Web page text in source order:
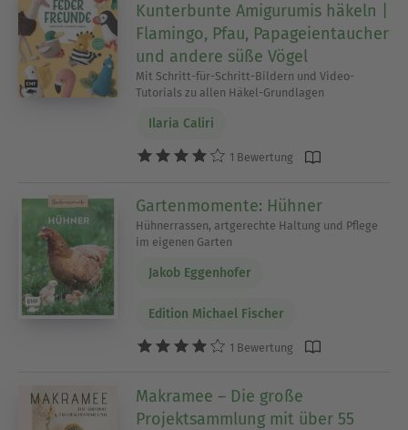
Kunterbunte Amigurumis häkeln |
Flamingo, Pfau, Papageientaucher
und andere süße Vögel
Mit Schritt-für-Schritt-Bildern und Video-
Tutorials zu allen Häkel-Grundlagen
Ilaria Caliri
1 Bewertung
Gartenmomente: Hühner
Hühnerrassen, artgerechte Haltung und Pflege
im eigenen Garten
Jakob Eggenhofer
Edition Michael Fischer
1 Bewertung
Makramee – Die große
Projektsammlung mit über 55